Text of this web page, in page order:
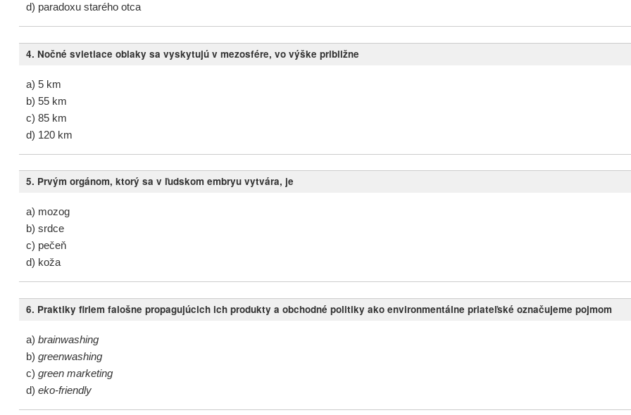
d) paradoxu starého otca
4. Nočné svietiace oblaky sa vyskytujú v mezosfére, vo výške približne
a) 5 km
b) 55 km
c) 85 km
d) 120 km
5. Prvým orgánom, ktorý sa v ľudskom embryu vytvára, je
a) mozog
b) srdce
c) pečeň
d) koža
6. Praktiky firiem falošne propagujúcich ich produkty a obchodné politiky ako environmentálne priateľské označujeme pojmom
a) brainwashing
b) greenwashing
c) green marketing
d) eko-friendly